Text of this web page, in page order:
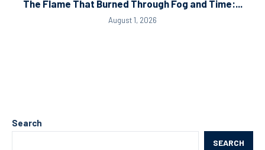
The Flame That Burned Through Fog and Time:...
August 1, 2026
Search
SEARCH